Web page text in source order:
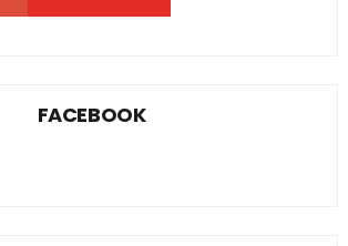
FACEBOOK